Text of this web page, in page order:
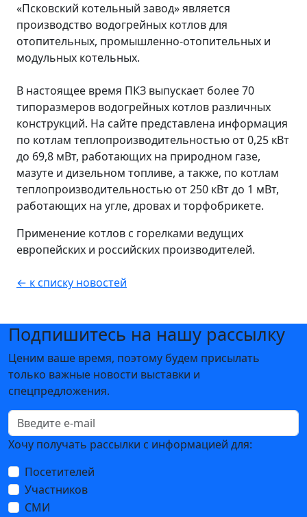
«Псковский котельный завод» является
производство водогрейных котлов для
отопительных, промышленно-отопительных и
модульных котельных.
В настоящее время ПКЗ выпускает более 70
типоразмеров водогрейных котлов различных
конструкций. На сайте представлена информация
по котлам теплопроизводительностью от 0,25 кВт
до 69,8 мВт, работающих на природном газе,
мазуте и дизельном топливе, а также, по котлам
теплопроизводительностью от 250 кВт до 1 мВт,
работающих на угле, дровах и торфобрикете.
Применение котлов с горелками ведущих
европейских и российских производителей.
← к списку новостей
Подпишитесь на нашу рассылку
Ценим ваше время, поэтому будем присылать
только важные новости выставки и
спецпредложения.
Хочу получать рассылки с информацией для:
Посетителей
Участников
СМИ